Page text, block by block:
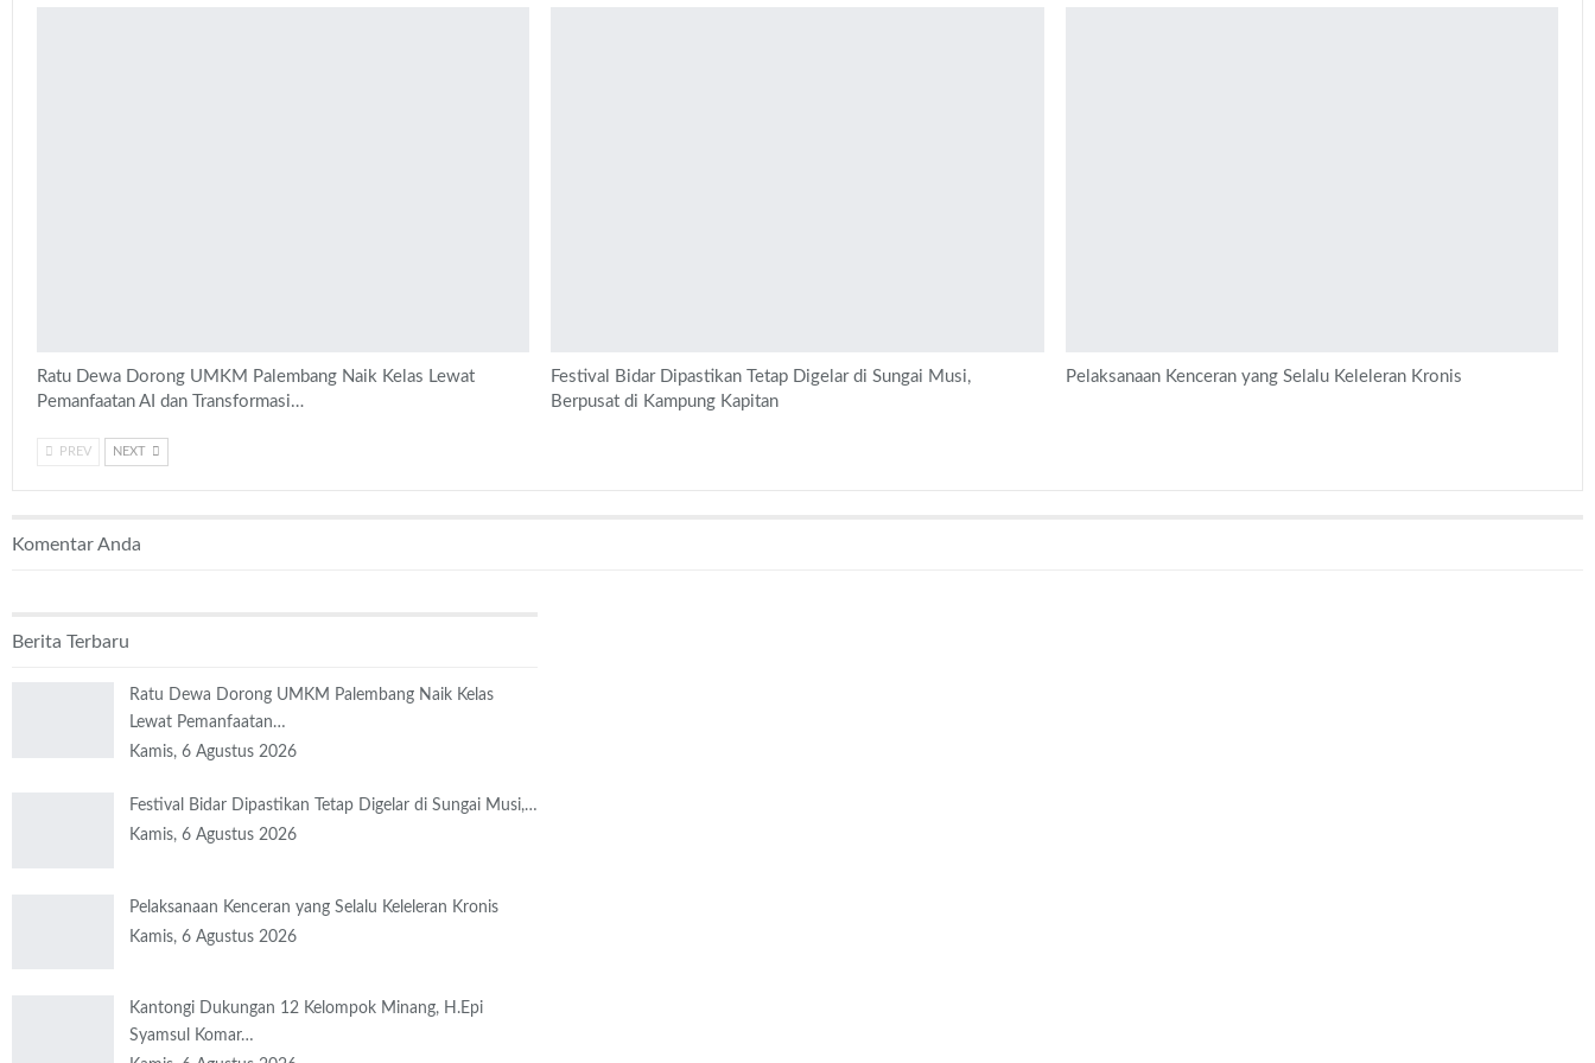
Ratu Dewa Dorong UMKM Palembang Naik Kelas Lewat
Pemanfaatan AI dan Transformasi…
Festival Bidar Dipastikan Tetap Digelar di Sungai Musi,
Berpusat di Kampung Kapitan
Pelaksanaan Kenceran yang Selalu Keleleran Kronis
PREV NEXT
Komentar Anda
Berita Terbaru
Ratu Dewa Dorong UMKM Palembang Naik Kelas
Lewat Pemanfaatan…
Kamis, 6 Agustus 2026
Festival Bidar Dipastikan Tetap Digelar di Sungai Musi,…
Kamis, 6 Agustus 2026
Pelaksanaan Kenceran yang Selalu Keleleran Kronis
Kamis, 6 Agustus 2026
Kantongi Dukungan 12 Kelompok Minang, H.Epi
Syamsul Komar…